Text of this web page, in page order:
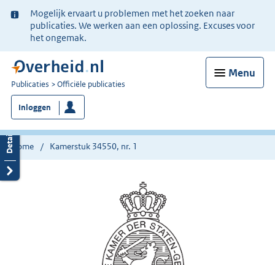
Ter
informatie:
Mogelijk ervaart u problemen met het zoeken naar
publicaties. We werken aan een oplossing. Excuses voor
het ongemak.
Menu
U
bent
nu
hier:
Publicaties Officiële publicaties
Inloggen
Home Kamerstuk 34550, nr. 1